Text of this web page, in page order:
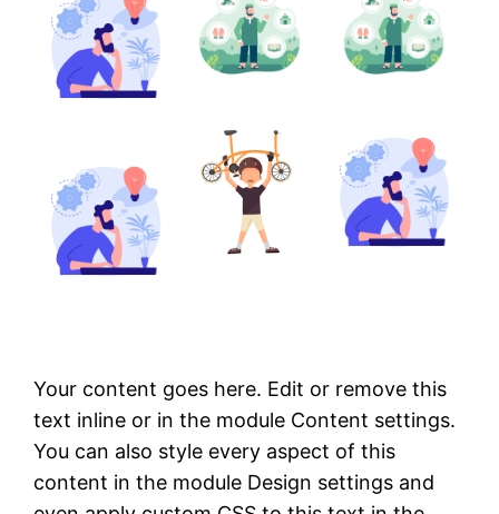
Your content goes here. Edit or remove this
text inline or in the module Content settings.
You can also style every aspect of this
content in the module Design settings and